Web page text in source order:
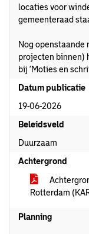
locaties voor
gemeenteraad
Nog openstaande
projecten binnen)
bij ‘Moties en
Datum publicatie
19-06-2026
Beleidsveld
Duurzaam
Achtergrond
Rotterdam
Planning